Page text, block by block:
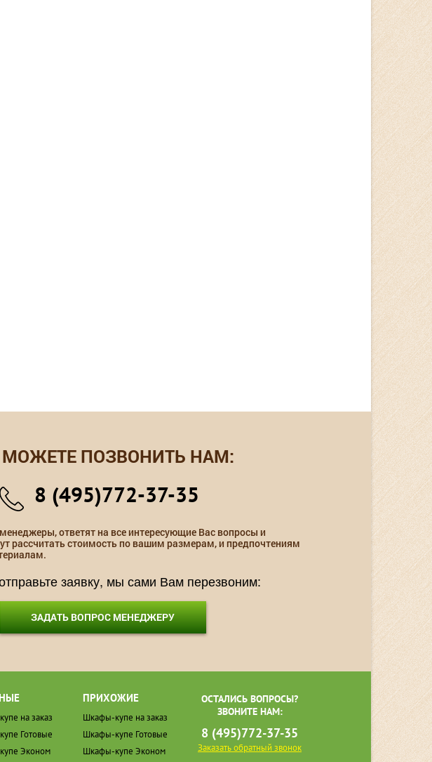
ПОЗВОНИТЬ НАМ:
8 (495)772-37-35
ответят на все интересующие Вас вопросы и
рассчитать стоимость по вашим размерам, и предпочтениям
заявку, мы сами Вам перезвоним:
ЗАДАТЬ ВОПРОС МЕНЕДЖЕРУ
на заказ
Готовые
Эконом
ПРИХОЖИЕ
Шкафы-купе на заказ
Шкафы-купе Готовые
Шкафы-купе Эконом
ОСТАЛИСЬ ВОПРОСЫ?
ЗВОНИТЕ НАМ:
8 (495)772-37-35
Заказать обратный звонок